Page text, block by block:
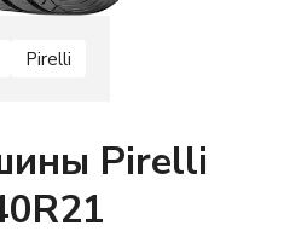
Pirelli
Pirelli